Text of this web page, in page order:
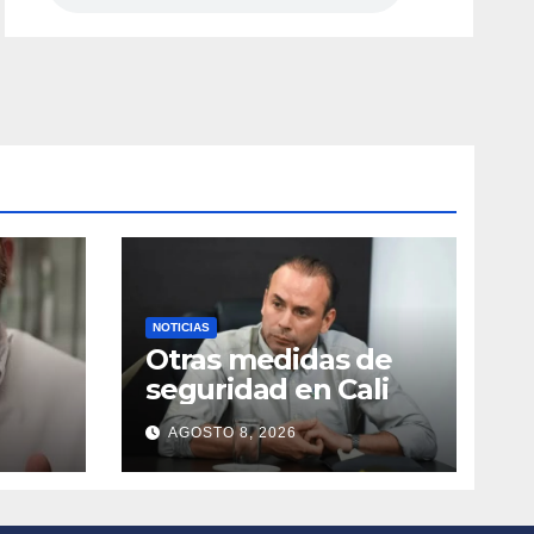
el
NOTICIAS
Otras medidas de
seguridad en Cali
AGOSTO 8, 2026